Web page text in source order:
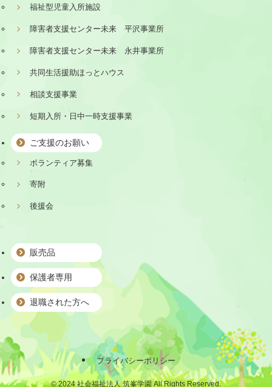
福祉型児童入所施設
障害者支援センター未来 平沢事業所
障害者支援センター未来 永井事業所
共同生活援助ほっとハウス
相談支援事業
短期入所・日中一時支援事業
ご支援のお願い
ボランティア募集
寄附
後援会
販売品
保護者専用
退職された方へ
プライバシーポリシー
©2024 社会福祉法人 筑峯学園 All Rights Reserved.